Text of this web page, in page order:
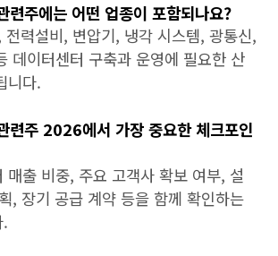
련주에는 어떤 업종이 포함되나요?
력설비, 변압기, 냉각 시스템, 광통신,
데이터센터 구축과 운영에 필요한 산
니다.
련주 2026에서 가장 중요한 체크포인
매출 비중, 주요 고객사 확보 여부, 설
, 장기 공급 계약 등을 함께 확인하는
.